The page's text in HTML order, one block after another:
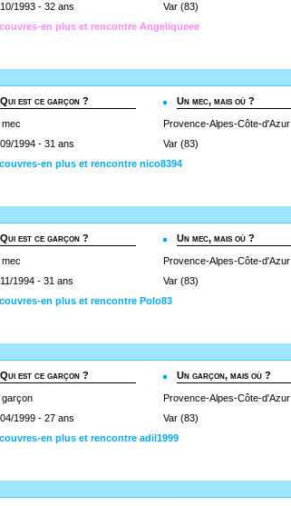
1993 - 32 ans
Var (83)
en plus et rencontre Angeliqueee
Qui est ce garçon ?
1994 - 31 ans
Un mec, mais où ?
Provence-Alpes-Côte-d'Azur
Var (83)
en plus et rencontre nico8394
Qui est ce garçon ?
1994 - 31 ans
Un mec, mais où ?
Provence-Alpes-Côte-d'Azur
Var (83)
en plus et rencontre Polo83
Qui est ce garçon ?
garçon
1999 - 27 ans
Un garçon, mais où ?
Provence-Alpes-Côte-d'Azur
Var (83)
en plus et rencontre adil1999